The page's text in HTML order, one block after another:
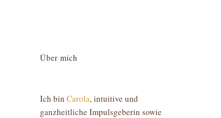
Über mich
Ich bin Carola, intuitive und
ganzheitliche Impulsgeberin sowie